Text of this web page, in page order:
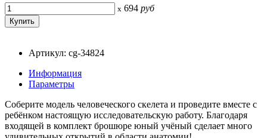
x 694 руб
Артикул: cg-34824
Информация
Параметры
Соберите модель человеческого скелета и проведите вместе с
ребёнком настоящую исследовательскую работу. Благодаря
входящей в комплект брошюре юный учёный сделает много